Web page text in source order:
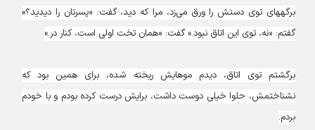
برگه‎های توی دستش را ورق می‌زد، مرا که دید، گفت: «پسرتان را دیدید؟»
گفتم: «نه، توی این اتاق نبود.» گفت: «همان تخت اولی است، کنار در.»
برگشتم توی اتاق، دیدم موهایش ریخته شده، برای همین بود که
نشناختمش، حلوا خیلی دوست داشت، برایش درست کرده بودم و با خودم
بردم.